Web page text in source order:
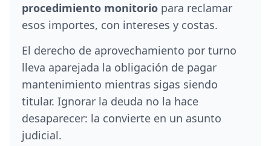
procedimiento monitorio para reclamar
esos importes, con intereses y costas.
El derecho de aprovechamiento por turno
lleva aparejada la obligación de pagar
mantenimiento mientras sigas siendo
titular. Ignorar la deuda no la hace
desaparecer: la convierte en un asunto
judicial.